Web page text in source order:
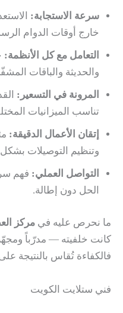
سرعة الاستجابة:
خارج أوقات الدوام
التعامل مع كل الأنظمة:
والحديثة والباقات
المرونة في التسعير:
تناسب الميزانيات
إتقان الأعمال الدقيقة:
وتنظيم التوصيلات
التواصل العملي: فهم
الحل دون إطالة.
ما نحرص عليه في مركز
كانت خلفيته — مدرّباً
فالكفاءة تُقاس بالنتيجة
فني ستلايت الكويت